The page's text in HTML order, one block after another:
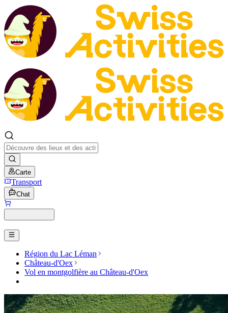
Carte
Transport
Chat
Région du Lac Léman
Château-d'Oex
Vol en montgolfière au Château-d'Oex